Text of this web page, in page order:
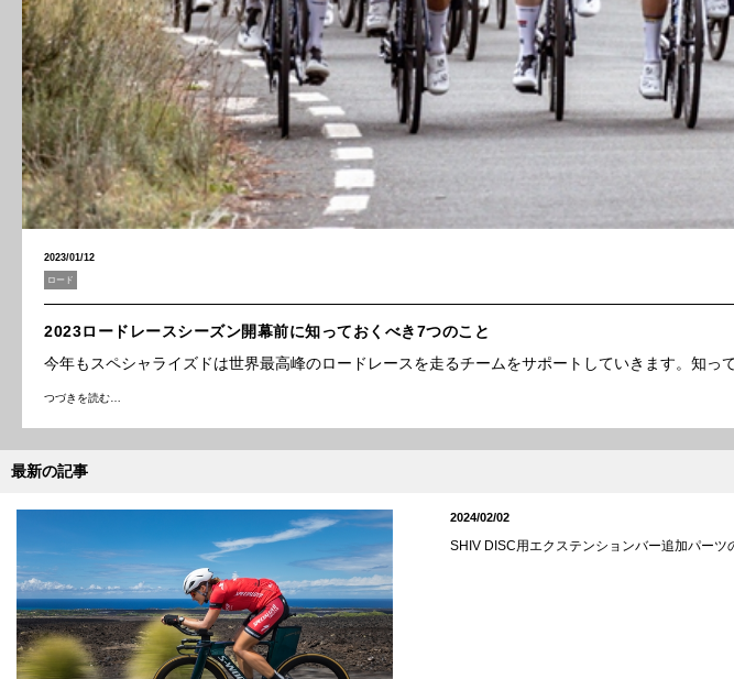
2023/01/12
ロード
2023ロードレースシーズン開幕前に知っておくべき7つのこと
今年もスペシャライズドは世界最高峰のロードレースを走るチームをサポートしていきます。知っ
つづきを読む…
最新の記事
2024/02/02
SHIV DISC用エクステンションバー追加パーツ